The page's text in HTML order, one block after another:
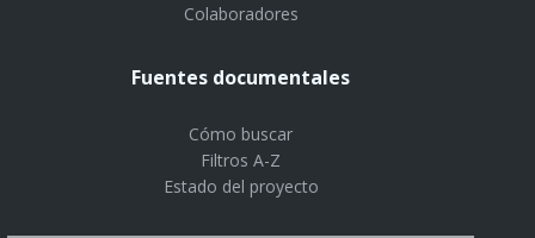
Colaboradores
Fuentes documentales
Cómo buscar
Filtros A-Z
Estado del proyecto